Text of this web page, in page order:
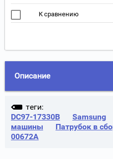
К сравнению
Описание
теги:
DC97-17330B
Samsung
машины
Патрубок в
00672A